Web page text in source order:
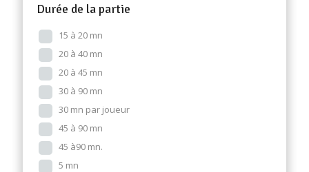
Durée de la partie
15 à 20 mn
20 à 40 mn
20 à 45 mn
30 à 90 mn
30 mn par joueur
45 à 90 mn
45 à90 mn.
5 mn